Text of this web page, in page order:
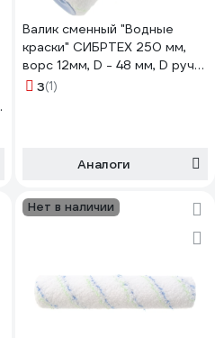
Валик сменный "Водные
краски" СИБРТЕХ 250 мм,
ворс 12мм, D - 48 мм, D ручки
- 6 мм, полиэстер 80191
3(1)
Аналоги
Нет в наличии